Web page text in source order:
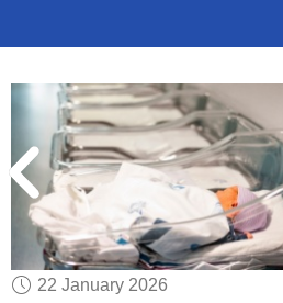
22 January 2026